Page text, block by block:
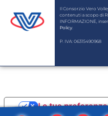
Il Consorzio Vero
contenuti a scopo di
INFORMAZIONE,
Policy.
P. IVA: 06315490968
Le tue